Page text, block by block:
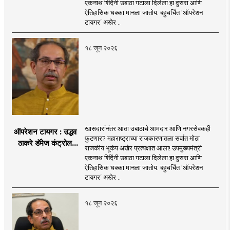
motionlessness and tradition.
be the side of the game.एकनाथ शिंदेंनी उबाठा गटाला दिलेला हा दुसरा आणि
ऐतिहासिक धक्का मानला जातोय. बहुचर्चित ‘ऑपरेशन
टायगर’ अखेर ..
१८ जून २०२६
ऑपरेशन टायगर : उद्धव
ठाकरे डॅमेज कंट्रोल
शिंदेंकडे जाण्याच्या चर्चा
सुरू
खासदारांनंतर आता उबाठाचे आमदार आणि नगरसेवकही
फुटणार? महाराष्ट्राच्या राजकारणातला सर्वात मोठा
राजकीय भूकंप अखेर प्रत्यक्षात आला! उपमुख्यमंत्री
एकनाथ शिंदेंनी उबाठा गटाला दिलेला हा दुसरा आणि
ऐतिहासिक धक्का मानला जातोय. बहुचर्चित ‘ऑपरेशन
टायगर’ अखेर ..
१८ जून २०२६